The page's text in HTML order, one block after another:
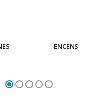
ENCENS